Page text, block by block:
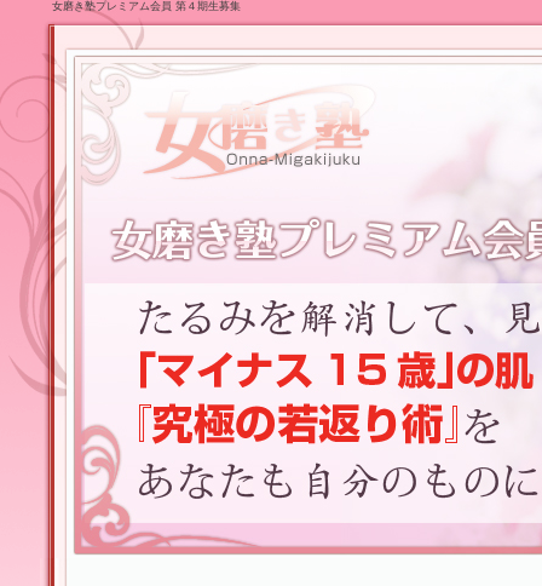
女磨き塾プレミアム会員 第４期生募集